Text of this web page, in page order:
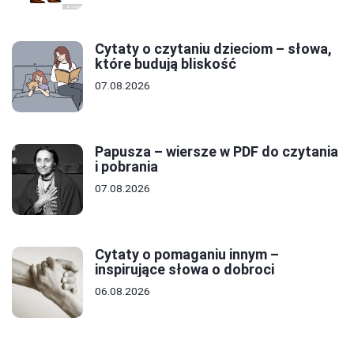
Cytaty o czytaniu dzieciom – słowa,
które budują bliskość
07.08.2026
Papusza – wiersze w PDF do czytania
i pobrania
07.08.2026
Cytaty o pomaganiu innym –
inspirujące słowa o dobroci
06.08.2026